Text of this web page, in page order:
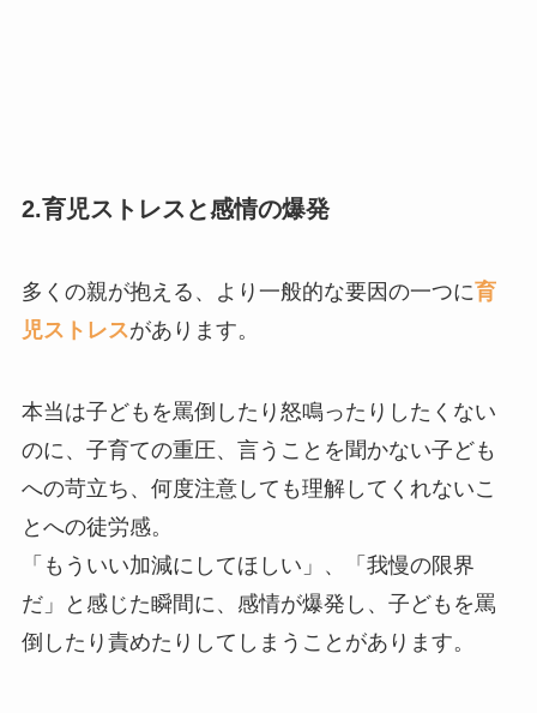
2.育児ストレスと感情の爆発
多くの親が抱える、より一般的な要因の一つに育
児ストレスがあります。
本当は子どもを罵倒したり怒鳴ったりしたくない
のに、子育ての重圧、言うことを聞かない子ども
への苛立ち、何度注意しても理解してくれないこ
とへの徒労感。
「もういい加減にしてほしい」、「我慢の限界
だ」と感じた瞬間に、感情が爆発し、子どもを罵
倒したり責めたりしてしまうことがあります。